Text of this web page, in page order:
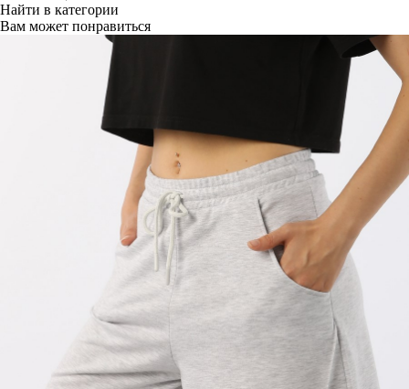
Найти в категории
Вам может понравиться